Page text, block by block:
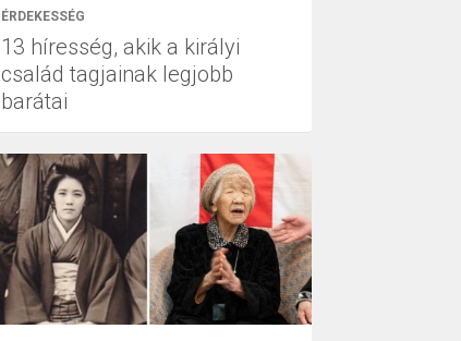
ÉRDEKESSÉG
13 híresség, akik a királyi
család tagjainak legjobb
barátai